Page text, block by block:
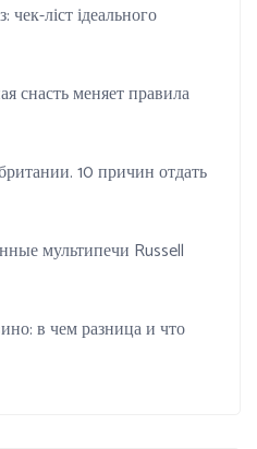
ліст ідеального
снасть меняет правила
10 причин отдать
мультипечи Russell
в чем разница и что